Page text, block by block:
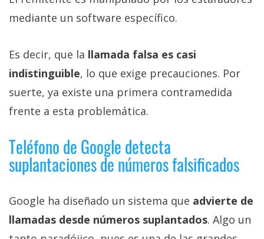
mediante un software específico.
Es decir, que la llamada falsa es casi
indistinguible, lo que exige precauciones. Por
suerte, ya existe una primera contramedida
frente a esta problemática.
Teléfono de Google detecta
suplantaciones de números falsificados
Google ha diseñado un sistema que advierte de
llamadas desde números suplantados. Algo un